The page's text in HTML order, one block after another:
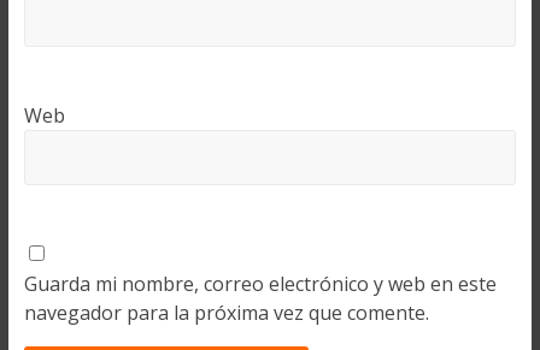
Web
Guarda mi nombre, correo electrónico y web en este
navegador para la próxima vez que comente.